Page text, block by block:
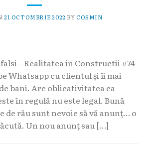
21 OCTOMBRIE 2022 BYCOSMIN
– Realitatea in Constructii #74
Whatsapp cu clientul și îi mai
bani. Are oblicativitatea ca
în regulă nu este legal. Bună
de rău sunt nevoie să vă anunț… o
Un nou anunț sau […]